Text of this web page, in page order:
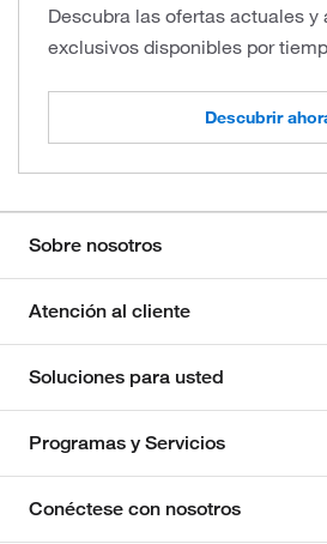
Descubra las ofertas actuales y
exclusivos disponibles por
Descubrir
Sobre nosotros
Atención al cliente
Soluciones para usted
Programas y Servicios
Conéctese con nosotros